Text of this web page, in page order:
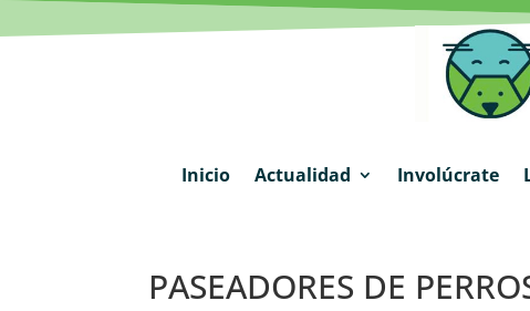
Inicio Actualidad Involúcrate
PASEADORES DE